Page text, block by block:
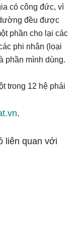
có công đức, vì
đều được
phần cho lại các
phi nhân (loại
phần mình dùng.
trong 12 hệ phái
.
liên quan với